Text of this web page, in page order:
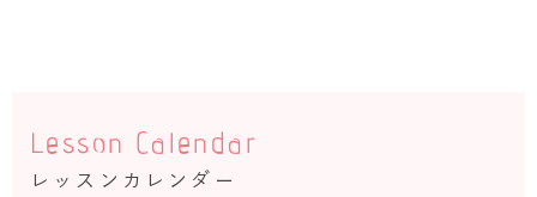
Lesson Calendar
レッスンカレンダー